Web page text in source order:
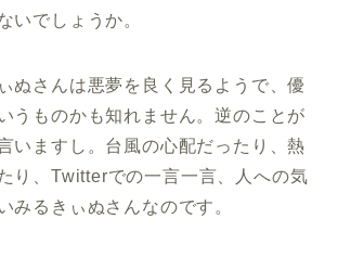
いでしょうか。
ぬさんは悪夢を良く見るようで、優
うものかも知れません。逆のことが
いますし。台風の心配だったり、熱
り、Twitterでの一言一言、人への気
みるきぃぬさんなのです。